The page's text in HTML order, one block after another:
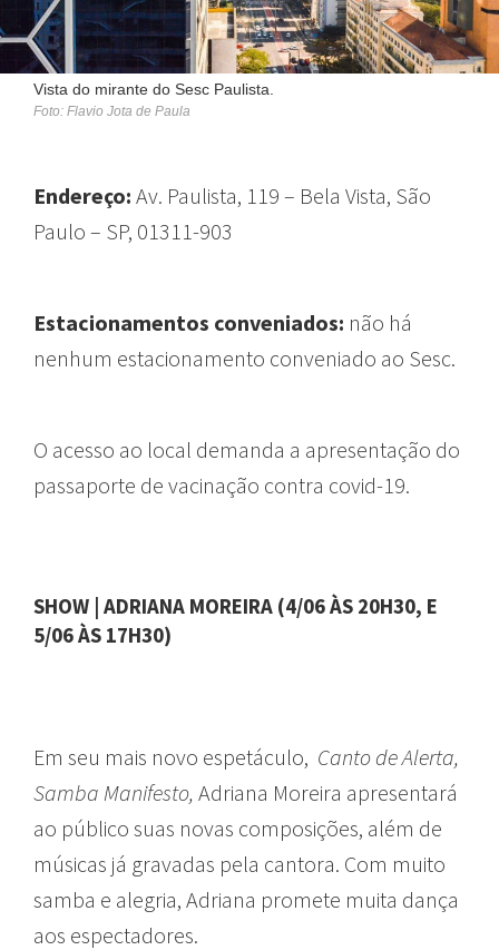
Vista do mirante do Sesc Paulista.
Foto: Flavio Jota de Paula
Endereço: Av. Paulista, 119 – Bela Vista, São
Paulo – SP, 01311-903
Estacionamentos conveniados: não há
nenhum estacionamento conveniado ao Sesc.
O acesso ao local demanda a apresentação do
passaporte de vacinação contra covid-19.
SHOW ADRIANA MOREIRA (4/06 ÀS 20H30, E
5/06 ÀS 17H30)
Em seu mais novo espetáculo, Canto de Alerta,
Samba Manifesto, Adriana Moreira apresentará
ao público suas novas composições, além de
músicas já gravadas pela cantora. Com muito
samba e alegria, Adriana promete muita dança
aos espectadores.